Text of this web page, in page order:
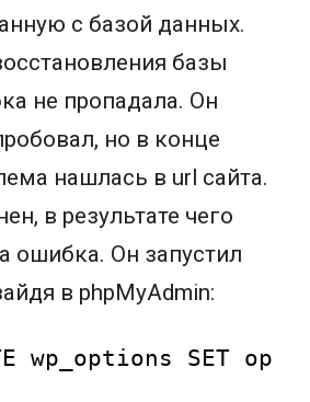
с базой данных.
базы
не пропадала. Он
но в конце
нашлась в url сайта.
в результате чего
ошибка. Он запустил
в phpMyAdmin:
wp_options SET